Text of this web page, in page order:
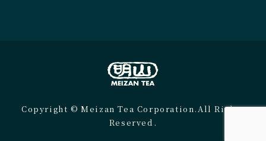
Copyright © Meizan Tea Corporation.All Rights
Reserved.